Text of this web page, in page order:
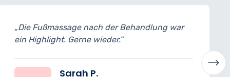
war
„Alles war top, nur der
etwas pünktlicher sein können.“